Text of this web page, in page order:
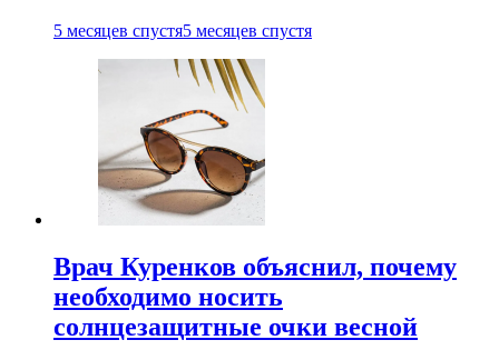
5 месяцев спустя5 месяцев спустя
Врач Куренков объяснил, почему
необходимо носить
солнцезащитные очки весной